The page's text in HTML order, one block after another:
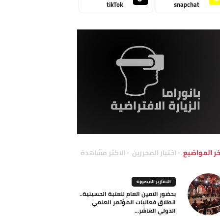
snapchat
tikTok
المواضيع اختيار المحررين الاكثر مشاهدة
التقارير المصورة
بحضور الامين العام للعتبة الحسينية..
انطلاق فعاليات المؤتمر العلمي
الدولي العاشر...